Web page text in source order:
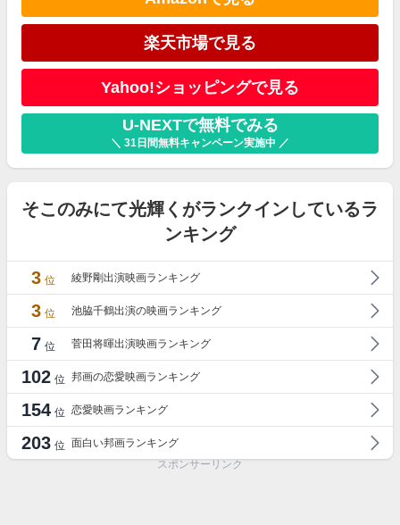
楽天市場で見る
Yahoo!ショッピングで見る
U-NEXTで無料でみる
＼ 31日間無料キャンペーン実施中 ／
そこのみにて光輝くがランクインしているラ
ンキング
3 位 綾野剛出演映画ランキング
3 位 池脇千鶴出演の映画ランキング
7 位 菅田将暉出演映画ランキング
102 位 邦画の恋愛映画ランキング
154 位 恋愛映画ランキング
203 位 面白い邦画ランキング
スポンサーリンク